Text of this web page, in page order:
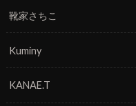
靴家さちこ
Kuminy
KANAE.T